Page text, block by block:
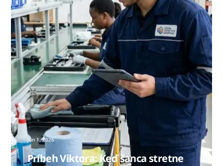
jún 1,2026
Príbeh Viktora: Keď šanca stretne